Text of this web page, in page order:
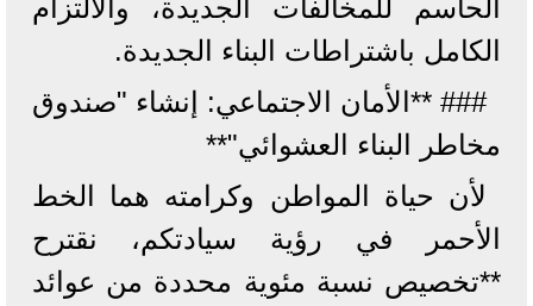
الحاسم للمخالفات الجديدة، والالتزام
الكامل باشتراطات البناء الجديدة.
### **الأمان الاجتماعي: إنشاء "صندوق
مخاطر البناء العشوائي"**
لأن حياة المواطن وكرامته هما الخط
الأحمر في رؤية سيادتكم، نقترح
**تخصيص نسبة مئوية محددة من عوائد